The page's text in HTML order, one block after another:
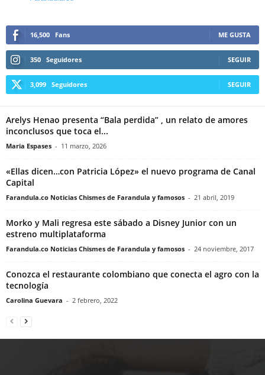
16,500 Fans ME GUSTA
350 Seguidores SEGUIR
3,099 Seguidores SEGUIR
Arelys Henao presenta “Bala perdida” , un relato de amores
inconclusos que toca el...
Maria Espases - 11 marzo, 2026
«Ellas dicen…con Patricia López» el nuevo programa de Canal
Capital
Farandula.co Noticias Chismes de Farandula y famosos - 21 abril, 2019
Morko y Mali regresa este sábado a Disney Junior con un
estreno multiplataforma
Farandula.co Noticias Chismes de Farandula y famosos - 24 noviembre, 2017
Conozca el restaurante colombiano que conecta el agro con la
tecnología
Carolina Guevara - 2 febrero, 2022